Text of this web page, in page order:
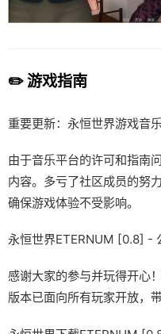
✏️ 游戏指南
重要更新：永恒世界游戏音
由于音乐平台的许可和指南
内容。多亏了社区成员的努
确保游戏体验不受影响。
永恒世界ETERNUM [0.8] -
感谢大家的参与并玩得开心
版本已面向所有玩家开放，